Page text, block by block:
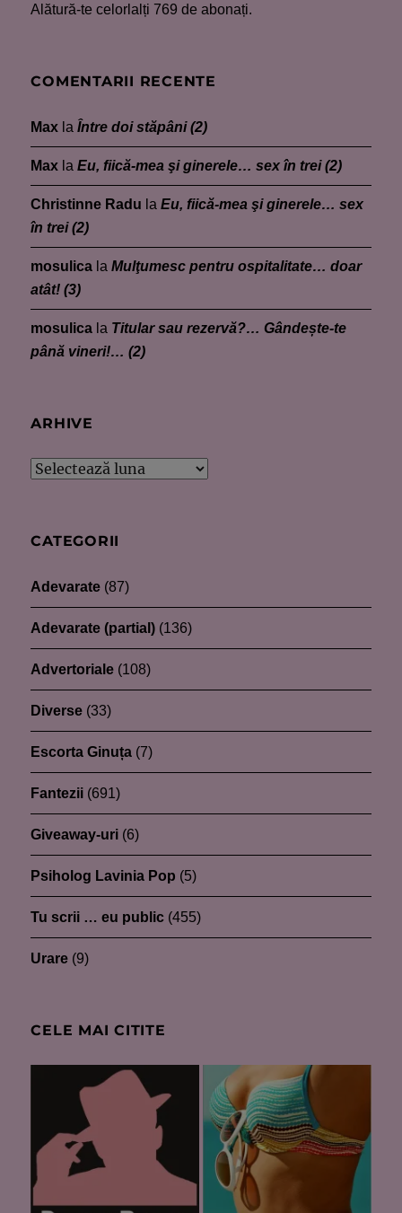
Alătură-te celorlalți 769 de abonați.
COMENTARII RECENTE
Max laÎntre doi stăpâni (2)
Max laEu, fiică-mea şi ginerele… sex în trei (2)
Christinne Radu laEu, fiică-mea şi ginerele… sex
în trei (2)
mosulica laMulţumesc pentru ospitalitate… doar
atât! (3)
mosulica la Titular sau rezervă?… Gândește-te
până vineri!… (2)
ARHIVE
Arhive
CATEGORII
Adevarate (87)
Adevarate (partial) (136)
Advertoriale (108)
Diverse (33)
Escorta Ginuța (7)
Fantezii (691)
Giveaway-uri (6)
Psiholog Lavinia Pop (5)
Tu scrii … eu public (455)
Urare (9)
CELE MAI CITITE